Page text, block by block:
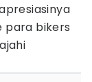
para bikers